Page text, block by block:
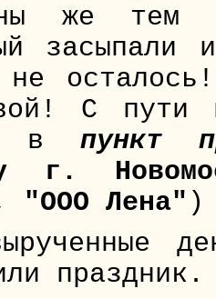
же тем
засыпали
не
С пути
в пункт
г.
"ООО Лена" )
праздник.